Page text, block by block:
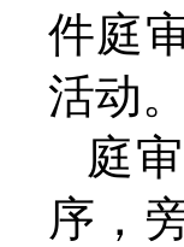
件庭
活动。
庭
序，